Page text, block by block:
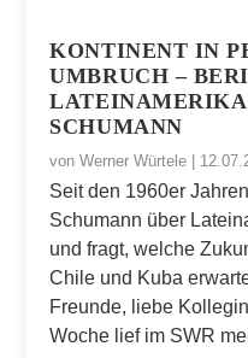
KONTINENT IN
UMBRUCH –
LATEINAMERIKA
SCHUMANN
vonWerner Würtele
Seit den 1960er
Schumann über
und fragt, welche
Chile und Kuba
Freunde, liebe
Woche lief im SWR